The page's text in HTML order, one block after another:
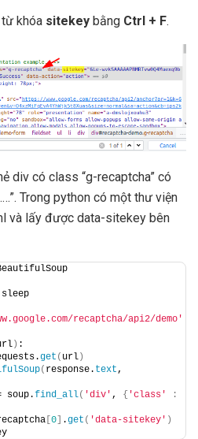
khóa sitekey bằng Ctrl + F.
div có class “g-recaptcha” có
Trong python có một thư viện
và lấy được data-sitekey bên
recaptcha/api2/demo'
) :
get ( url )
( response. text
soup.
find_all( 'div' , { 'class'
:
0 .get ( 'data-sitekey' )